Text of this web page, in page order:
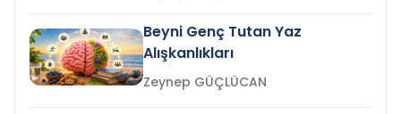
Beyni Genç Tutan Yaz
Alışkanlıkları
Zeynep GÜÇLÜCAN